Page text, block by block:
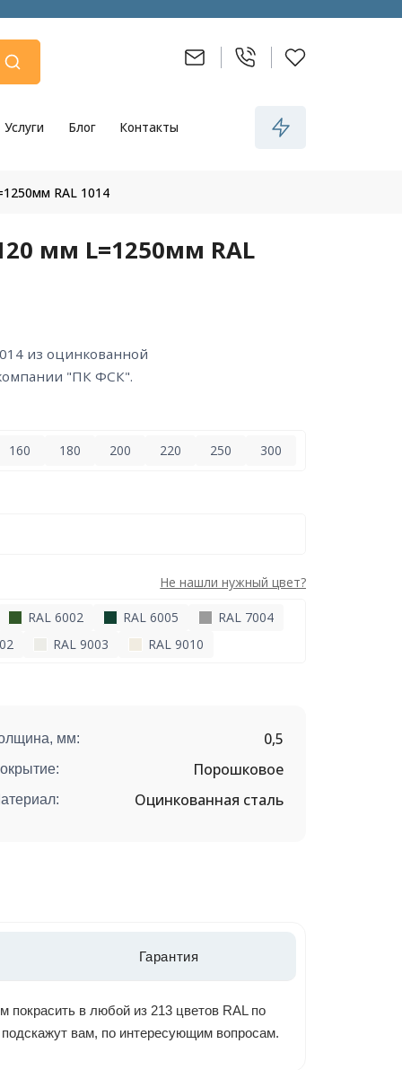
Услуги Блог Контакты
RAL 1014
мм L=1250мм RAL
"ПК ФСК".
160 180 200 220 250 300
Не нашли нужный цвет?
RAL 6002 RAL 6005
RAL 7004
RAL 9003 RAL 9010
мм: 0,5
Порошковое
Оцинкованная сталь
Гарантия
в любой из 213 цветов RAL по
вам, по интересующим вопросам.